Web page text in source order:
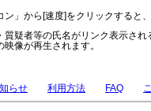
ン」から[速度]をクリックすると
質疑者等の氏名がリンク表示さ
像が再生されます。
らせ 利用方法 FAQ